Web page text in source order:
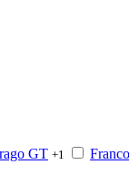
GT +1